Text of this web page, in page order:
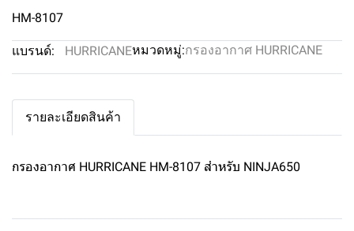
HM-8107
แบรนด์: HURRICANEหมวดหมู่:กรองอากาศ HURRICANE
รายละเอียดสินค้า
กรองอากาศ HURRICANE HM-8107 สำหรับ NINJA650